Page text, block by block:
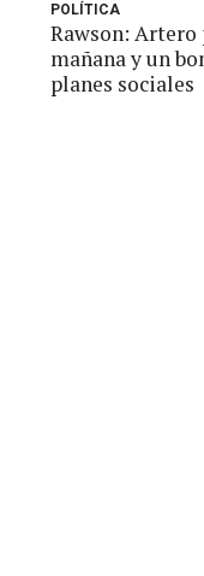
POLÍTICA
Rawson:
mañana y un
planes sociales